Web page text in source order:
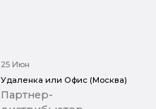
25 Июн
Удаленка или Офис (Москва)
Партнер-